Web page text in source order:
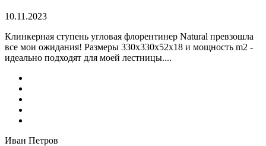
10.11.2023
Клинкерная ступень угловая флорентинер Natural превзошла
все мои ожидания! Размеры 330х330х52х18 и мощность m2 -
идеально подходят для моей лестницы....
Иван Петров